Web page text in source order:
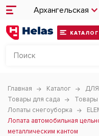
Архангельская
КАТАЛОГ
Главная Каталог
Товары для сада
Товары
Лопаты снегоуборка
Лопата автомобильная
металлическим кантом